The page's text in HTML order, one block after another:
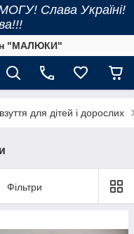
Слава Україні!
"МАЛЮКИ"
для дітей і дорослих
Фільтри